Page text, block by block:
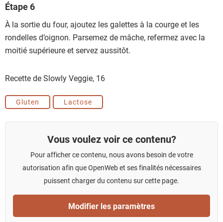
Étape 6
À la sortie du four, ajoutez les galettes à la courge et les
rondelles d’oignon. Parsemez de mâche, refermez avec la
moitié supérieure et servez aussitôt.
Recette de Slowly Veggie, 16
Gluten Lactose
Vous voulez voir ce contenu?
Pour afficher ce contenu, nous avons besoin de votre
autorisation afin que OpenWeb et ses finalités nécessaires
puissent charger du contenu sur cette page.
Modifier les paramètres